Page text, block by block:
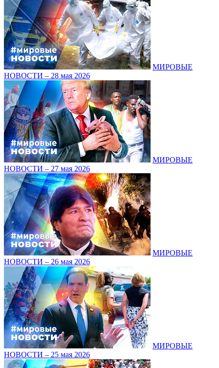
МИРОВЫЕ
НОВОСТИ – 28 мая 2026
МИРОВЫЕ
НОВОСТИ – 27 мая 2026
МИРОВЫЕ
НОВОСТИ – 26 мая 2026
МИРОВЫЕ
НОВОСТИ – 25 мая 2026